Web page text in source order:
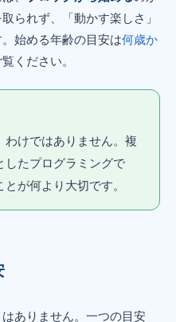
られず、「動かす楽しさ」
始める年齢の目安は何歳か
ください。
わけではありません。複
したプログラミングで
が何より大切です。
ありません。一つの目安